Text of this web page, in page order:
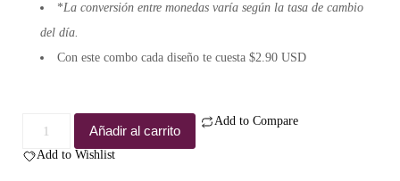
*La conversión entre monedas varía según la tasa de cambio
del día.
Con este combo cada diseño te cuesta $2.90 USD
Combo
tops
Añadir al carrito
Add to Compare
Add to Wishlist